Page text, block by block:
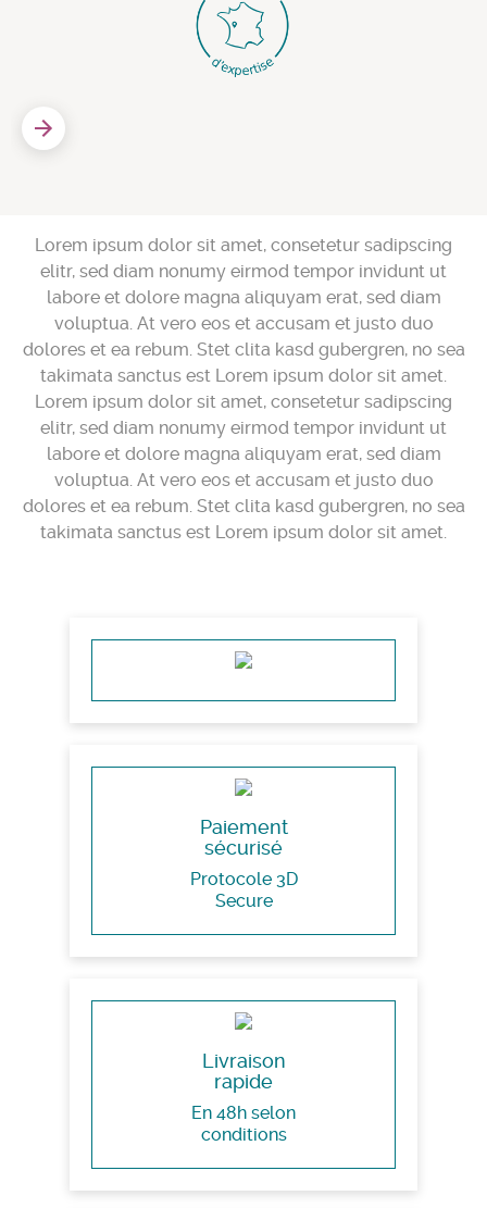
Lorem ipsum dolor sit amet, consetetur sadipscing
elitr, sed diam nonumy eirmod tempor invidunt ut
labore et dolore magna aliquyam erat, sed diam
voluptua. At vero eos et accusam et justo duo
dolores et ea rebum. Stet clita kasd gubergren, no sea
takimata sanctus est Lorem ipsum dolor sit amet.
Lorem ipsum dolor sit amet, consetetur sadipscing
elitr, sed diam nonumy eirmod tempor invidunt ut
labore et dolore magna aliquyam erat, sed diam
voluptua. At vero eos et accusam et justo duo
dolores et ea rebum. Stet clita kasd gubergren, no sea
takimata sanctus est Lorem ipsum dolor sit amet.
Paiement
sécurisé
Protocole 3D
Secure
Livraison
rapide
En 48h selon
conditions